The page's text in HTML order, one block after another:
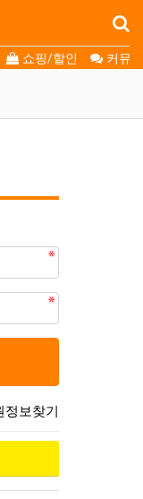
쇼핑/할인 커뮤
정보찾기